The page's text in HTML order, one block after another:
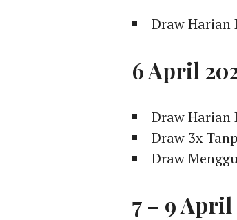
Draw Harian
6 April
Draw Harian
Draw 3x
Draw
7 – 9 April